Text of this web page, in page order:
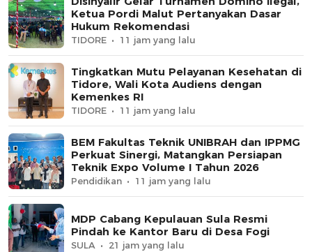
Ketua Pordi Malut Pertanyakan Dasar
Hukum Rekomendasi
TIDORE 11 jam yang lalu
Tingkatkan Mutu Pelayanan Kesehatan di
Tidore, Wali Kota Audiens dengan
Kemenkes RI
TIDORE 11 jam yang lalu
BEM Fakultas Teknik UNIBRAH dan IPPMG
Perkuat Sinergi, Matangkan Persiapan
Teknik Expo Volume I Tahun 2026
Pendidikan 11 jam yang lalu
MDP Cabang Kepulauan Sula Resmi
Pindah ke Kantor Baru di Desa Fogi
SULA 21 jam yang lalu